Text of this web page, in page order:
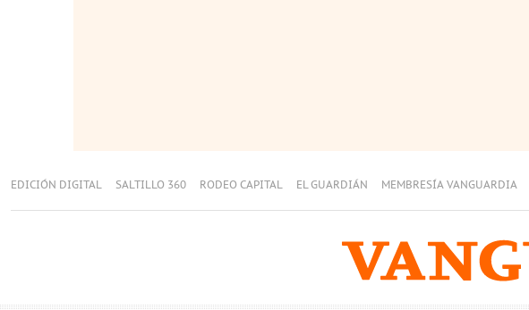
EDICIÓN DIGITAL SALTILLO 360 RODEO CAPITAL EL GUARDIÁN MEMBRESÍA VANGUARDIA